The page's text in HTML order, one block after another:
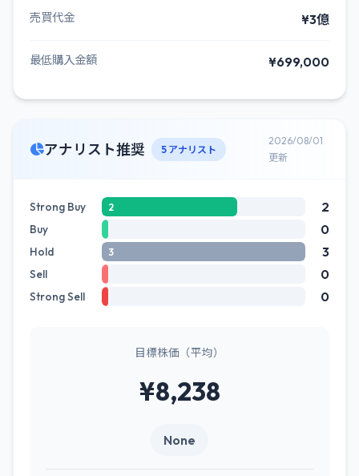
売買代金 ¥3億
最低購入金額 ¥699,000
アナリスト推奨 5 アナリスト
2026/08/01
更新
Strong Buy 2 2
Buy 0
Hold 3 3
Sell 0
Strong Sell 0
目標株価（平均）
¥8,238
None